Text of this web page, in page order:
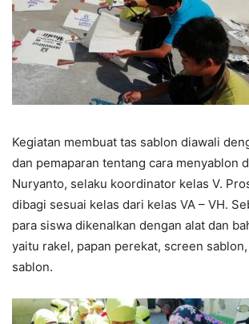
Kegiatan membuat tas sablon diawali
dan pemaparan tentang cara menyablon
Nuryanto, selaku koordinator kelas V.
dibagi sesuai kelas dari kelas VA – VH.
para siswa dikenalkan dengan alat dan
yaitu rakel, papan perekat, screen
sablon.